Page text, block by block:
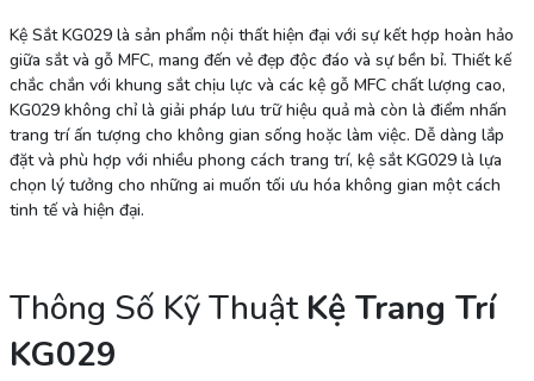
Kệ Sắt KG029 là sản phẩm nội thất hiện đại với sự kết hợp hoàn hảo
giữa sắt và gỗ MFC, mang đến vẻ đẹp độc đáo và sự bền bỉ. Thiết kế
chắc chắn với khung sắt chịu lực và các kệ gỗ MFC chất lượng cao,
KG029 không chỉ là giải pháp lưu trữ hiệu quả mà còn là điểm nhấn
trang trí ấn tượng cho không gian sống hoặc làm việc. Dễ dàng lắp
đặt và phù hợp với nhiều phong cách trang trí, kệ sắt KG029 là lựa
chọn lý tưởng cho những ai muốn tối ưu hóa không gian một cách
tinh tế và hiện đại.
Thông Số Kỹ Thuật Kệ Trang Trí
KG029